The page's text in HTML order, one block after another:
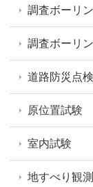
調査ボーリ
調査ボーリ
道路防災点検
原位置試験
室内試験
地すべり観測